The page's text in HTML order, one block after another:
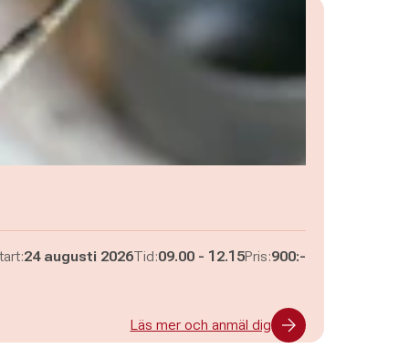
24 augusti 2026Tid:Pågår mellan
09.00 - och
12.15Pris:900:-
Läs mer och anmäl dig